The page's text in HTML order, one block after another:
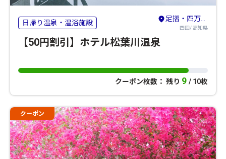
日帰り温泉・温浴施設 足摺・四万十・宿毛
四国/ 高知県
【50円割引】ホテル松葉川温泉
クーポン枚数： 残り 9 / 10枚
クーポン